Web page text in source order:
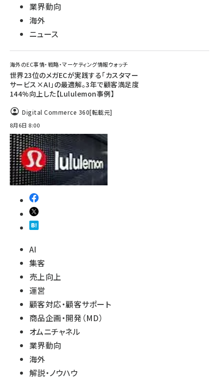
業界動向
海外
ニュース
海外のEC事情・戦略・マーケティング情報ウォッチ
世界23位のメガECが実践する「カスタマー
サービス×AI」の最適解。3年で顧客満足度
144%向上した【Lululemon事例】
Digital Commerce 360[転載元]
8月6日 8:00
AI
集客
売上向上
運営
顧客対応・顧客サポート
商品企画・開発（MD）
オムニチャネル
業界動向
海外
解説・ノウハウ